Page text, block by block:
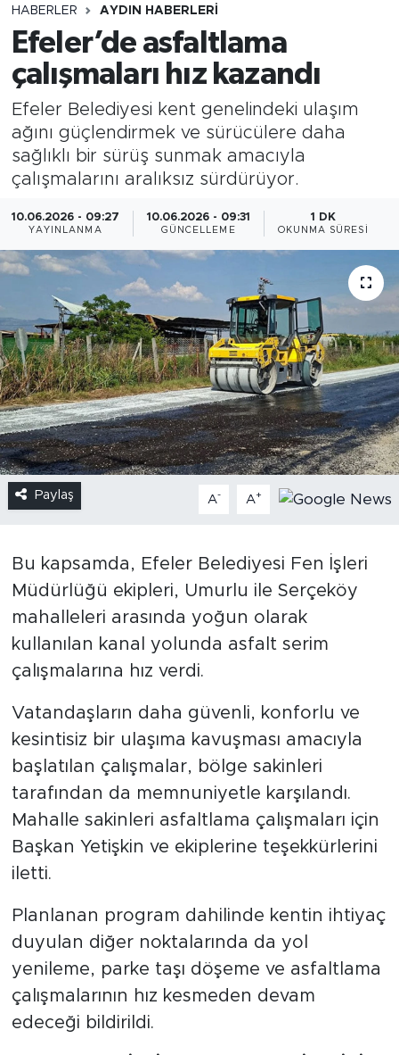
HABERLER AYDIN HABERLERI
Efeler’de asfaltlama
çalışmaları hız kazandı
Efeler Belediyesi kent genelindeki ulaşım
ağını güçlendirmek ve sürücülere daha
sağlıklı bir sürüş sunmak amacıyla
çalışmalarını aralıksız sürdürüyor.
10.06.2026 - 09:27
YAYINLANMA
10.06.2026 - 09:31
GÜNCELLEME
1 DK
OKUNMA SÜRESI
Paylaş A- A+
Bu kapsamda, Efeler Belediyesi Fen İşleri
Müdürlüğü ekipleri, Umurlu ile Serçeköy
mahalleleri arasında yoğun olarak
kullanılan kanal yolunda asfalt serim
çalışmalarına hız verdi.
Vatandaşların daha güvenli, konforlu ve
kesintisiz bir ulaşıma kavuşması amacıyla
başlatılan çalışmalar, bölge sakinleri
tarafından da memnuniyetle karşılandı.
Mahalle sakinleri asfaltlama çalışmaları için
Başkan Yetişkin ve ekiplerine teşekkürlerini
iletti.
Planlanan program dahilinde kentin ihtiyaç
duyulan diğer noktalarında da yol
yenileme, parke taşı döşeme ve asfaltlama
çalışmalarının hız kesmeden devam
edeceği bildirildi.